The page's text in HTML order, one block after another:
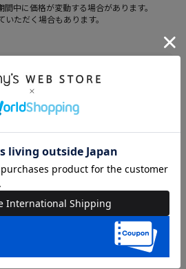
中に価格が変動する場合があります。
ただく場合もあります。
トップス > Tシャツ/カットソー
、ポリウレタン-5%
送料について